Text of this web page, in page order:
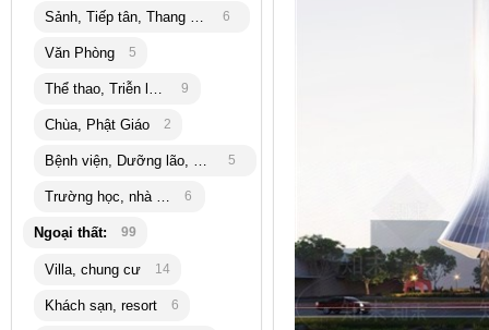
Sảnh, Tiếp tân, Thang máy 6
Văn Phòng 5
Thể thao, Triễn lãm 9
Chùa, Phật Giáo 2
Bệnh viện, Dưỡng lão, bank 5
Trường học, nhà trẻ 6
Ngoại thất: 99
Villa, chung cư 14
Khách sạn, resort 6